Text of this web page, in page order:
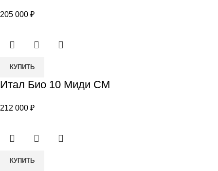
10
205 000 ₽
Количество
Итал
10
СМ
КУПИТЬ
Итал Био 10 Миди СМ
212 000 ₽
Количество
КУПИТЬ